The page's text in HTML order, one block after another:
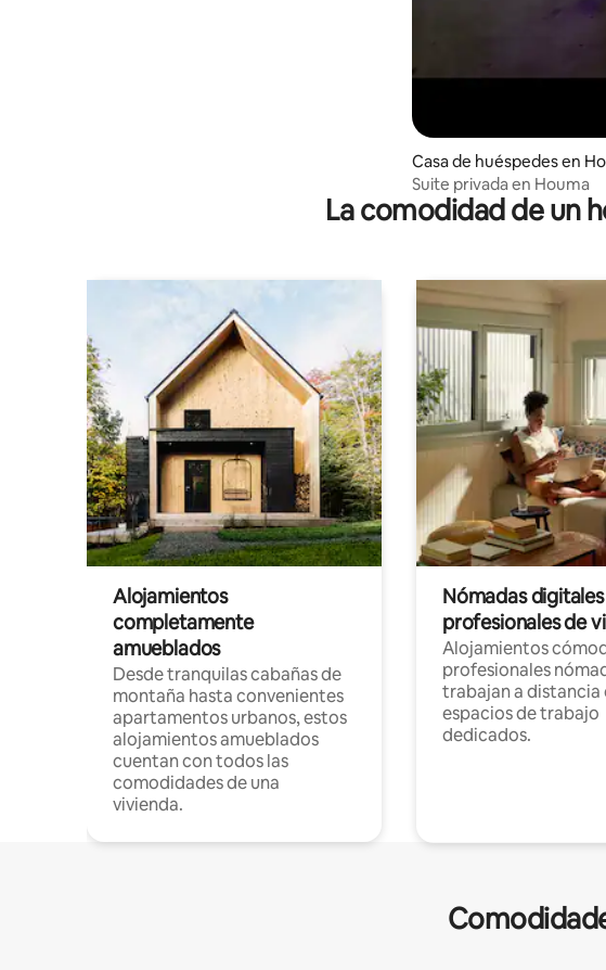
Casa de huéspedes en
ma
Suite privada en Houma
La comodidad de un
Alojamientos
completamente
amueblados
Desde tranquilas cabañas de
montaña hasta convenientes
apartamentos urbanos, estos
alojamientos amueblados
cuentan con todos las
comodidades de una
vivienda.
Nómadas
profesionales de
Alojamientos
profesionales
trabajan a distancia
espacios de trabajo
dedicados.